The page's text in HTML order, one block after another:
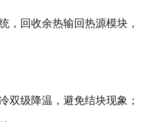
，回收余热输回热源模块，
双级降温，避免结块现象；